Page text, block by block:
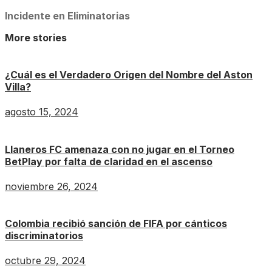
Incidente en Eliminatorias
More stories
¿Cuál es el Verdadero Origen del Nombre del Aston
Villa?
agosto 15, 2024
Llaneros FC amenaza con no jugar en el Torneo
BetPlay por falta de claridad en el ascenso
noviembre 26, 2024
Colombia recibió sanción de FIFA por cánticos
discriminatorios
octubre 29, 2024